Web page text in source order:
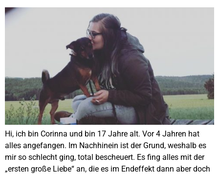
Hi, ich bin Corinna und bin 17 Jahre alt. Vor 4 Jahren hat
alles angefangen. Im Nachhinein ist der Grund, weshalb es
mir so schlecht ging, total bescheuert. Es fing alles mit der
„ersten große Liebe“ an, die es im Endeffekt dann aber doch